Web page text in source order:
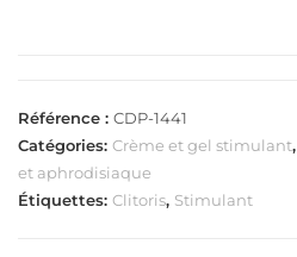
Référence : CDP-1441
Catégories: Crème et gel stimulant,
et aphrodisiaque
Étiquettes: Clitoris, Stimulant